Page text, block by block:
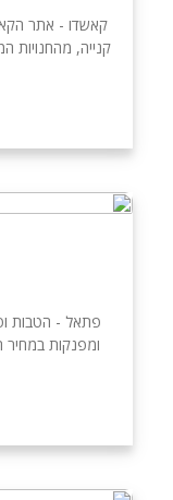
קנייה, מהחנויות
פתאל - הטבות
ומפנקות במחיר